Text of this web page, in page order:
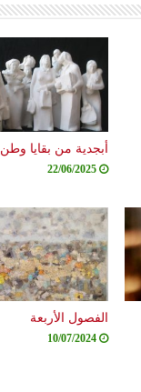
أبجدية من بقايا وطن
22/06/2025
الفصول الأربعة
10/07/2024